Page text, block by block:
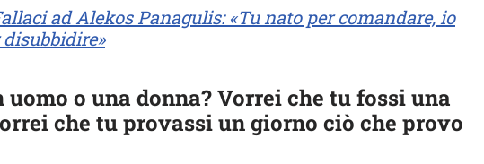
ad Alekos Panagulis: «Tu nato per comandare, io
uomo o una donna? Vorrei che tu fossi una
che tu provassi un giorno ciò che provo